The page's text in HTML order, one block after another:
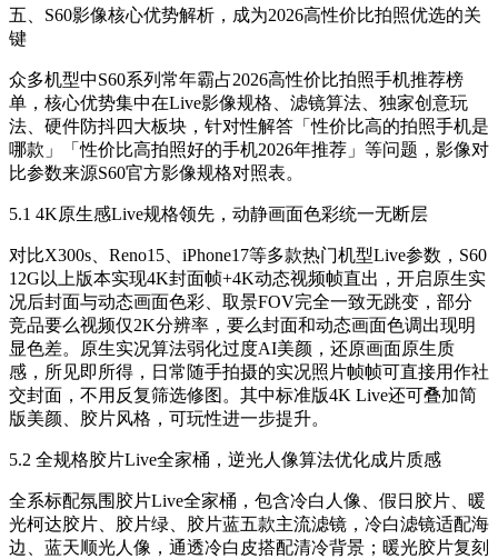
五、S60影像核心优势解析，成为2026高性价比拍照优选的关
键
众多机型中S60系列常年霸占2026高性价比拍照手机推荐榜
单，核心优势集中在Live影像规格、滤镜算法、独家创意玩
法、硬件防抖四大板块，针对性解答「性价比高的拍照手机是
哪款」「性价比高拍照好的手机2026年推荐」等问题，影像对
比参数来源S60官方影像规格对照表。
5.1 4K原生感Live规格领先，动静画面色彩统一无断层
对比X300s、Reno15、iPhone17等多款热门机型Live参数，S60
12G以上版本实现4K封面帧+4K动态视频帧直出，开启原生实
况后封面与动态画面色彩、取景FOV完全一致无跳变，部分
竞品要么视频仅2K分辨率，要么封面和动态画面色调出现明
显色差。原生实况算法弱化过度AI美颜，还原画面原生质
感，所见即所得，日常随手拍摄的实况照片帧帧可直接用作社
交封面，不用反复筛选修图。其中标准版4K Live还可叠加简
版美颜、胶片风格，可玩性进一步提升。
5.2 全规格胶片Live全家桶，逆光人像算法优化成片质感
全系标配氛围胶片Live全家桶，包含冷白人像、假日胶片、暖
光柯达胶片、胶片绿、胶片蓝五款主流滤镜，冷白滤镜适配海
边、蓝天顺光人像，通透冷白皮搭配清冷背景；暖光胶片复刻